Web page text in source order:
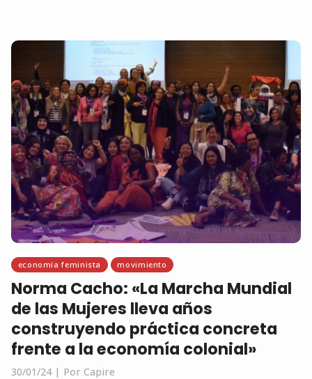
economía feminista movimiento
Norma Cacho: «La Marcha Mundial
de las Mujeres lleva años
construyendo práctica concreta
frente a la economía colonial»
30/01/24
Por Capire